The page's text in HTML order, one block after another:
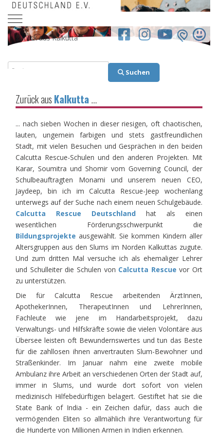
Mobile Menu Toggle
Zurück aus Kalkutta
Suchen
Suchen
Zurück aus Kalkutta ...
... nach sieben Wochen in dieser riesigen, oft chaotischen,
lauten, ungemein farbigen und stets gastfreundlichen
Stadt, mit vielen Besuchen und Gesprächen in den beiden
Calcutta Rescue-Schulen und den anderen Projekten. Mit
Karar, Soumitra und Shomir vom Governing Council, der
Schulbeauftragten Monami und unserem neuen CEO,
Jaydeep, bin ich im Calcutta Rescue-Jeep wochenlang
unterwegs auf der Suche nach einem neuen Schulgebäude.
Calcutta Rescue Deutschland hat als einen
wesentlichen Förderungsschwerpunkt die
Bildungsprojekte ausgewählt. Sie kommen Kindern aller
Altersgruppen aus den Slums im Norden Kalkuttas zugute.
Und zum dritten Mal versuche ich als ehemaliger Lehrer
und Schulleiter die Schulen von Calcutta Rescue vor Ort
zu unterstützen.
Die für Calcutta Rescue arbeitenden ÄrztInnen,
ApothekerInnen, TherapeutInnen und LehrerInnen,
Fachleute wie jene im Handarbeitsprojekt, dazu
Verwaltungs- und Hilfskräfte sowie die vielen Volontäre aus
Übersee leisten oft Bewundernswertes und tun das Beste
für die zahllosen ihnen anvertrauten Slum-Bewohner und
Straßenkinder. Im Januar nahm eine zweite mobile
Ambulanz ihre Arbeit an verschiedenen Orten der Stadt auf,
immer in Slums, und wurde dort sofort von vielen
medizinisch Hilfebedürftigen belagert. Gestiftet hat sie die
State Bank of India - ein Zeichen dafür, dass auch die
vermögenden Eliten so allmählich ihre Verantwortung für
die Hunderte von Millionen Armen in Indien erkennen.